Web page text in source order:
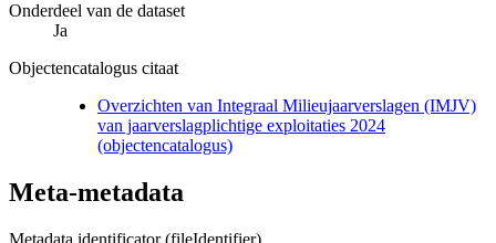
Onderdeel van de dataset
Ja
Objectencatalogus citaat
Overzichten van Integraal Milieujaarverslagen (IMJV)
van jaarverslagplichtige exploitaties 2024
(objectencatalogus)
Meta-metadata
Metadata identificator (fileIdentifier)